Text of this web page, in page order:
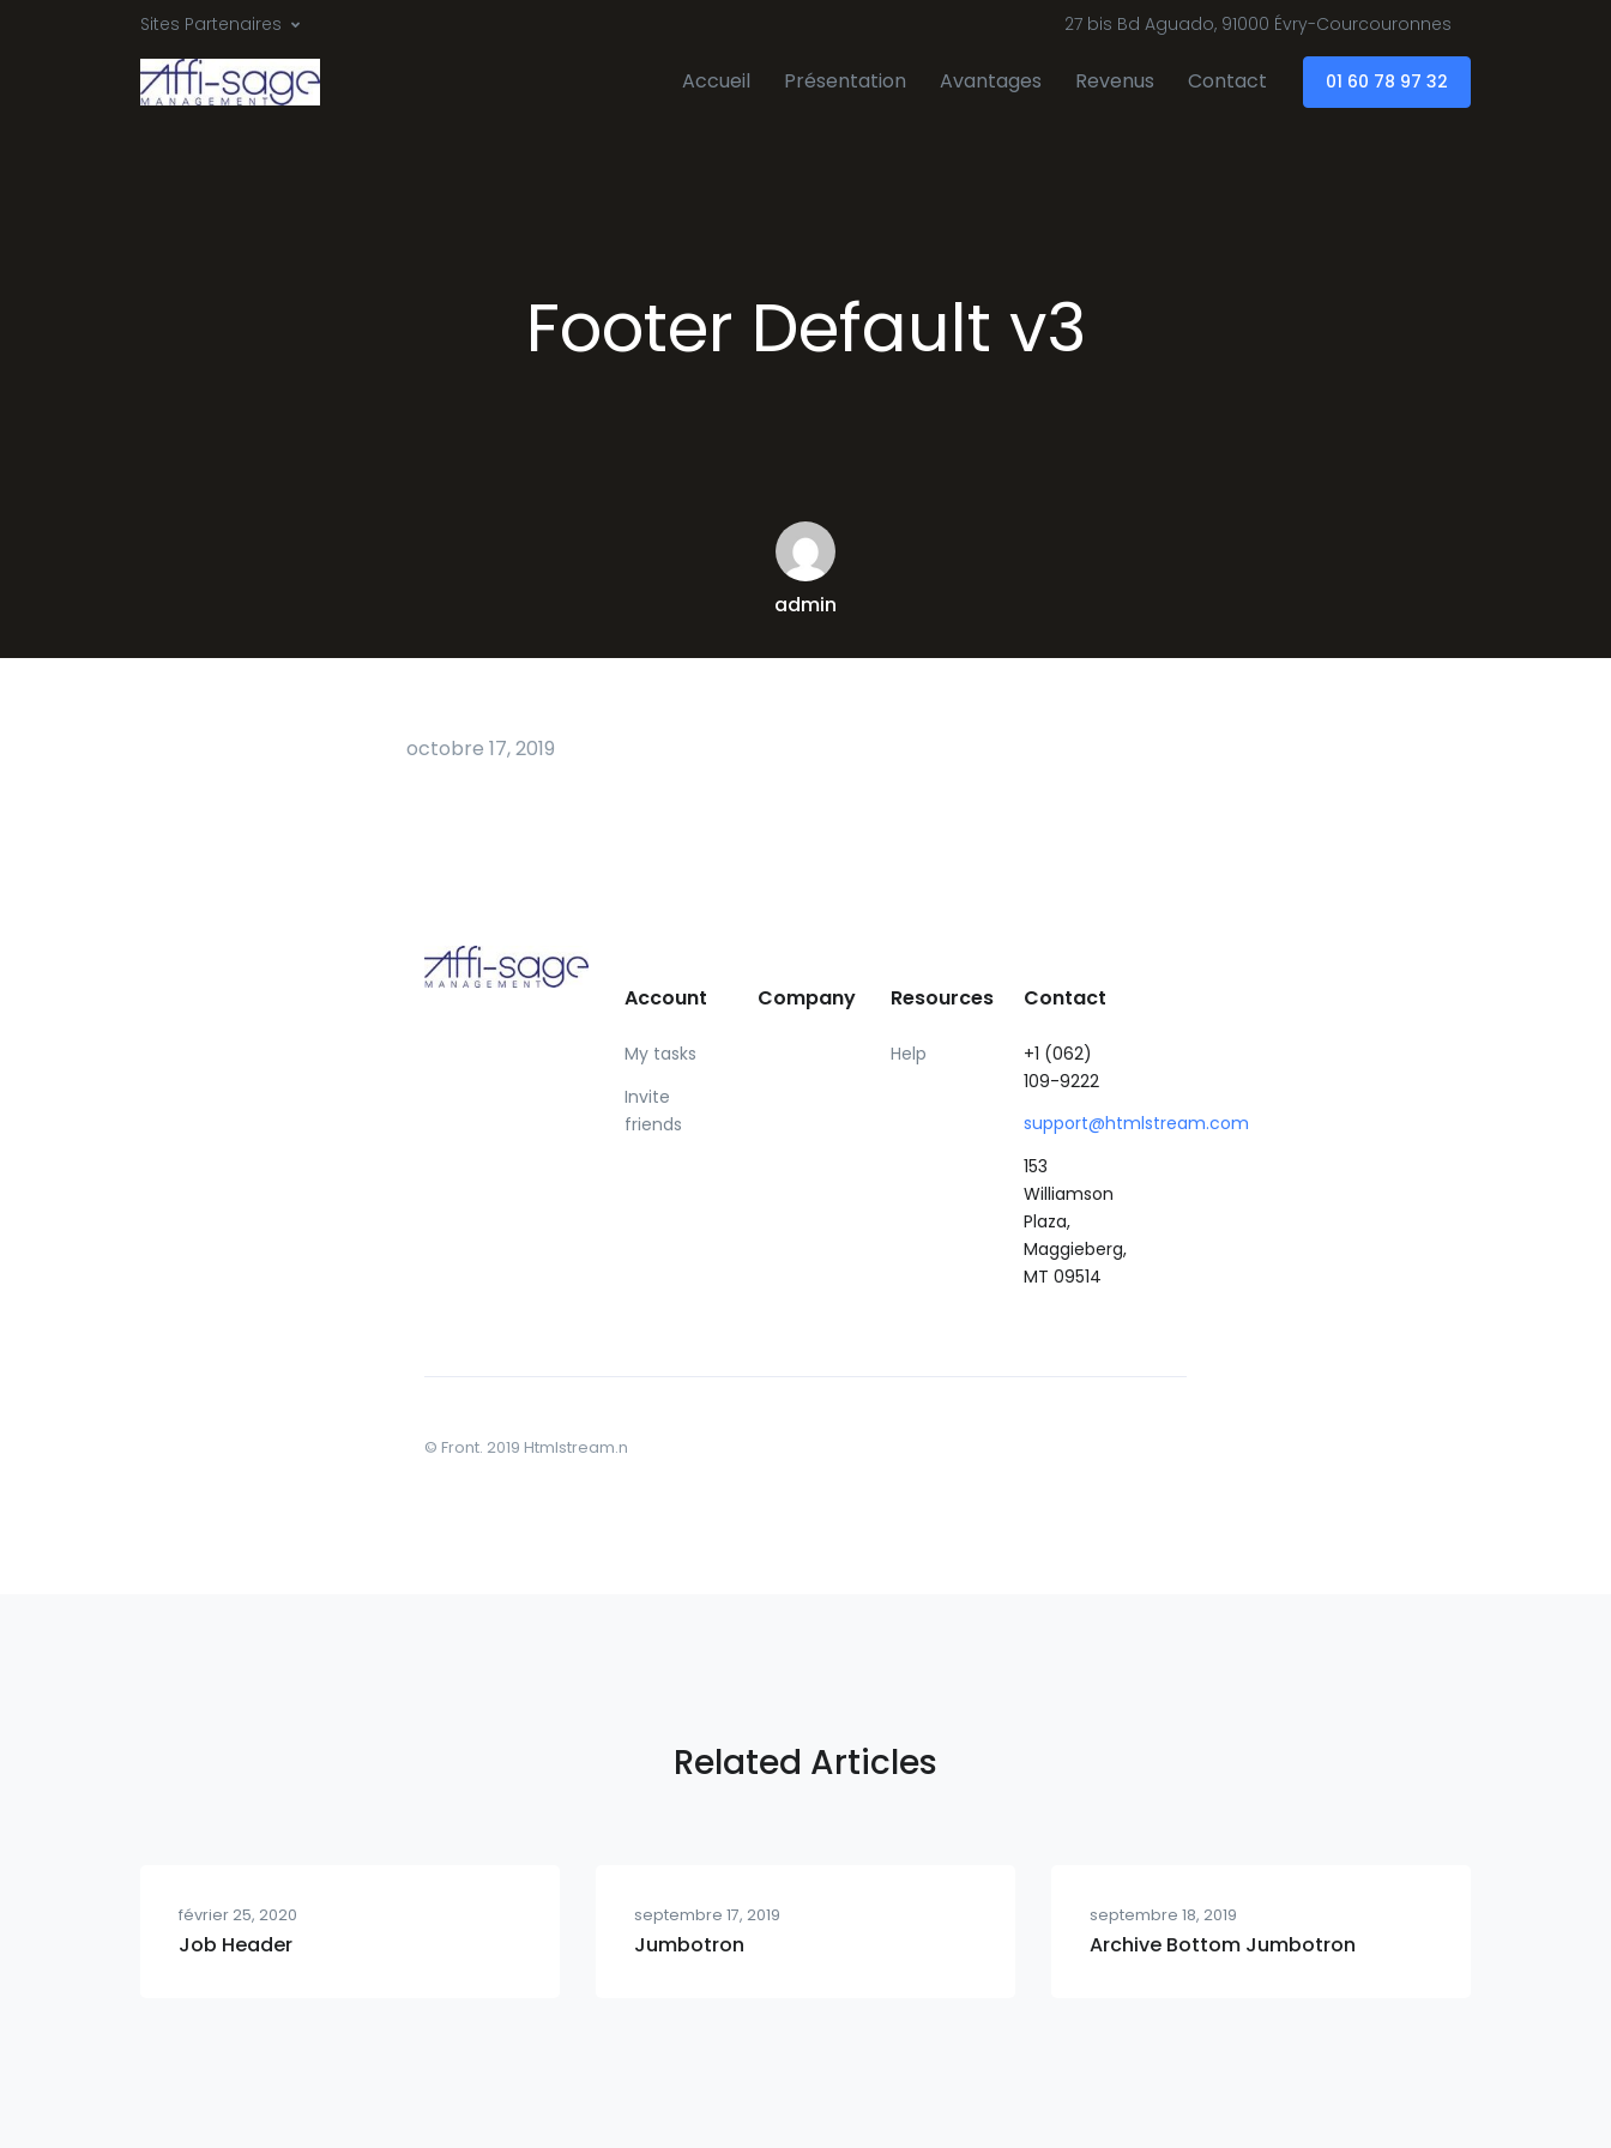
Sites Partenaires 27 bis Bd Aguado, 91000 Évry-Courcouronnes
Accueil Présentation Avantages Revenus Contact 01 60 78 97 32
Footer Default v3
admin
octobre 17, 2019
Account
My tasks
Invite
friends
Company Resources
Help
Contact
+1 (062)
109-9222
support@htmlstream.com
153
Williamson
Plaza,
Maggieberg,
MT 09514
© Front. 2019 Htmlstream.n
Related Articles
février 25, 2020
Job Header
septembre 17, 2019
Jumbotron
septembre 18, 2019
Archive Bottom Jumbotron